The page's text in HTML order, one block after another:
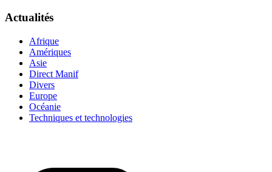
Actualités
Afrique
Amériques
Asie
Direct Manif
Divers
Europe
Océanie
Techniques et technologies